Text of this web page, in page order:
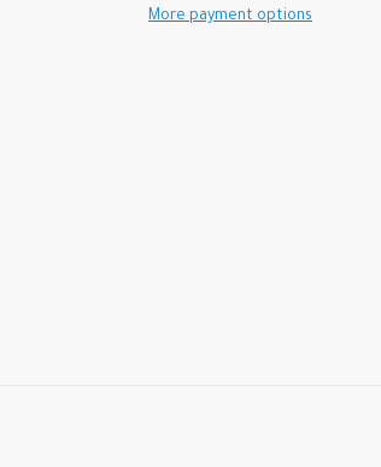
More payment options